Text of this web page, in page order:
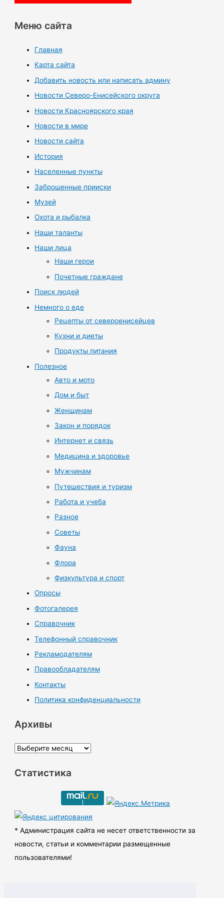
Меню сайта
Главная
Карта сайта
Добавить новость или написать админу
Новости Северо-Енисейского округа
Новости Красноярского края
Новости в мире
Новости сайта
История
Населенные пункты
Заброшенные прииски
Музей
Охота и рыбалка
Наши таланты
Наши лица
Наши герои
Почетные граждане
Поиск людей
Немного о еде
Рецепты от североенисейцев
Кухни и диеты
Продукты питания
Полезное
Авто и мото
Дом и быт
Женщинам
Закон и порядок
Интернет и связь
Медицина и здоровье
Мужчинам
Путешествия и туризм
Работа и учеба
Разное
Советы
Фауна
Флора
Физкультура и спорт
Опросы
Фотогалерея
Справочник
Телефонный справочник
Рекламодателям
Правообладателям
Контакты
Политика конфиденциальности
Архивы
А
х
ы
Статистика
* Администрация сайта не несет ответственности за
новости, статьи и комментарии размещенные
пользователями!